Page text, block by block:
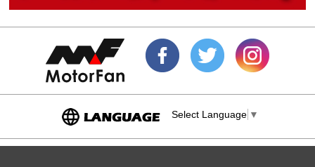
Select Language ▼